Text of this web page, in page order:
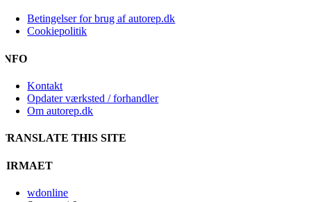
Betingelser for brug af autorep.dk
Cookiepolitik
INFO
Kontakt
Opdater værksted / forhandler
Om autorep.dk
TRANSLATE THIS SITE
FIRMAET
wdonline